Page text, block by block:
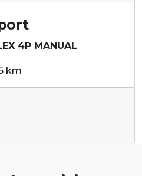
4P MANUAL
km